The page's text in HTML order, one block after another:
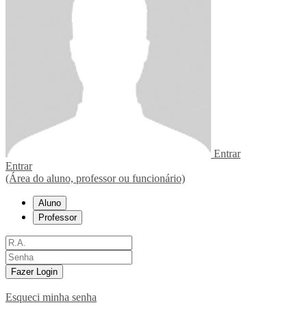
Entrar
Entrar
(Área do aluno, professor ou funcionário)
Aluno
Professor
Fazer Login
Esqueci minha senha